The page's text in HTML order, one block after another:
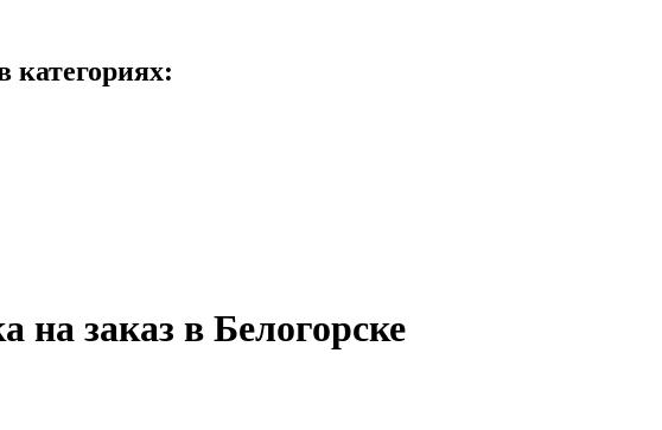
категориях:
на заказ в Белогорске